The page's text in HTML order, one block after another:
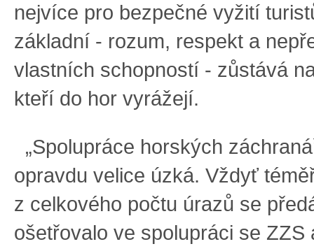
nejvíce pro bezpečné vyžití
základní - rozum, respekt a
vlastních schopností - zůstává
kteří do hor vyrážejí.
„Spolupráce horských
opravdu velice úzká. Vždyť
z celkového počtu úrazů se
ošetřovalo ve spolupráci se